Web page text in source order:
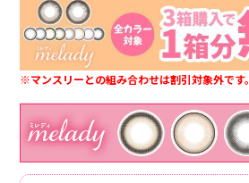
※マンスリーとの組み合わせは割引対象外です。